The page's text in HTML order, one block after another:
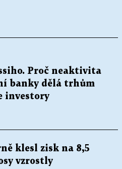
Proč neaktivita
banky dělá trhům
investory
klesl zisk na 8,5
vzrostly